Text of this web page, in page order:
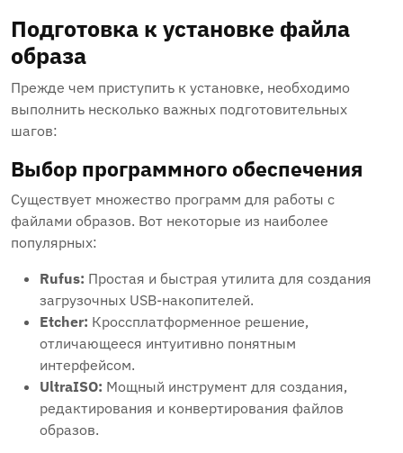
Подготовка к установке файла
образа
Прежде чем приступить к установке‚ необходимо
выполнить несколько важных подготовительных
шагов:
Выбор программного обеспечения
Существует множество программ для работы с
файлами образов. Вот некоторые из наиболее
популярных:
Rufus: Простая и быстрая утилита для создания
загрузочных USB-накопителей.
Etcher: Кроссплатформенное решение‚
отличающееся интуитивно понятным
интерфейсом.
UltraISO: Мощный инструмент для создания‚
редактирования и конвертирования файлов
образов.